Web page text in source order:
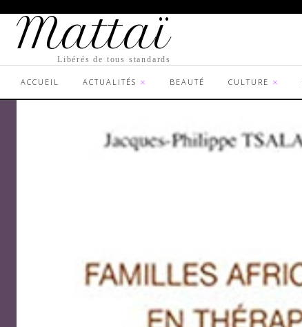
Mattaï
Libérés de tous standards
ACCUEIL ACTUALITÉS BEAUTÉ CULTURE